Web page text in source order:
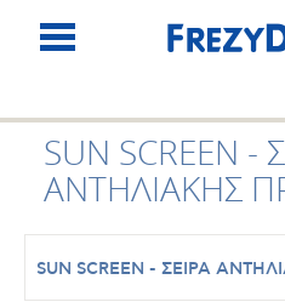
SUN SCREEN -
ΑΝΤΗΛΙΑΚΗΣ
SUN SCREEN - ΣΕΙΡΑ